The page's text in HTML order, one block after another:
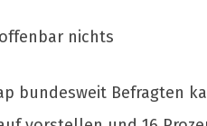
nichts
bundesweit Befragten